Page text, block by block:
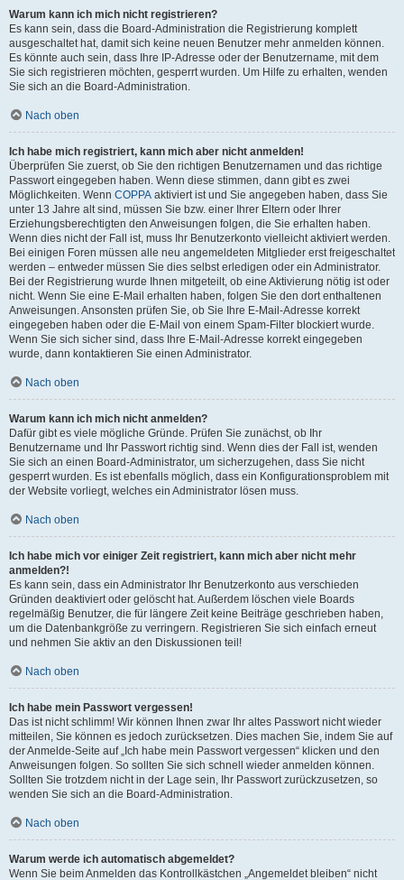
Warum kann ich mich nicht registrieren?
Es kann sein, dass die Board-Administration die Registrierung komplett
ausgeschaltet hat, damit sich keine neuen Benutzer mehr anmelden können.
Es könnte auch sein, dass Ihre IP-Adresse oder der Benutzername, mit dem
Sie sich registrieren möchten, gesperrt wurden. Um Hilfe zu erhalten, wenden
Sie sich an die Board-Administration.
Nach oben
Ich habe mich registriert, kann mich aber nicht anmelden!
Überprüfen Sie zuerst, ob Sie den richtigen Benutzernamen und das richtige
Passwort eingegeben haben. Wenn diese stimmen, dann gibt es zwei
Möglichkeiten. Wenn COPPA aktiviert ist und Sie angegeben haben, dass Sie
unter 13 Jahre alt sind, müssen Sie bzw. einer Ihrer Eltern oder Ihrer
Erziehungsberechtigten den Anweisungen folgen, die Sie erhalten haben.
Wenn dies nicht der Fall ist, muss Ihr Benutzerkonto vielleicht aktiviert werden.
Bei einigen Foren müssen alle neu angemeldeten Mitglieder erst freigeschaltet
werden – entweder müssen Sie dies selbst erledigen oder ein Administrator.
Bei der Registrierung wurde Ihnen mitgeteilt, ob eine Aktivierung nötig ist oder
nicht. Wenn Sie eine E-Mail erhalten haben, folgen Sie den dort enthaltenen
Anweisungen. Ansonsten prüfen Sie, ob Sie Ihre E-Mail-Adresse korrekt
eingegeben haben oder die E-Mail von einem Spam-Filter blockiert wurde.
Wenn Sie sich sicher sind, dass Ihre E-Mail-Adresse korrekt eingegeben
wurde, dann kontaktieren Sie einen Administrator.
Nach oben
Warum kann ich mich nicht anmelden?
Dafür gibt es viele mögliche Gründe. Prüfen Sie zunächst, ob Ihr
Benutzername und Ihr Passwort richtig sind. Wenn dies der Fall ist, wenden
Sie sich an einen Board-Administrator, um sicherzugehen, dass Sie nicht
gesperrt wurden. Es ist ebenfalls möglich, dass ein Konfigurationsproblem mit
der Website vorliegt, welches ein Administrator lösen muss.
Nach oben
Ich habe mich vor einiger Zeit registriert, kann mich aber nicht mehr
anmelden?!
Es kann sein, dass ein Administrator Ihr Benutzerkonto aus verschieden
Gründen deaktiviert oder gelöscht hat. Außerdem löschen viele Boards
regelmäßig Benutzer, die für längere Zeit keine Beiträge geschrieben haben,
um die Datenbankgröße zu verringern. Registrieren Sie sich einfach erneut
und nehmen Sie aktiv an den Diskussionen teil!
Nach oben
Ich habe mein Passwort vergessen!
Das ist nicht schlimm! Wir können Ihnen zwar Ihr altes Passwort nicht wieder
mitteilen, Sie können es jedoch zurücksetzen. Dies machen Sie, indem Sie auf
der Anmelde-Seite auf „Ich habe mein Passwort vergessen“ klicken und den
Anweisungen folgen. So sollten Sie sich schnell wieder anmelden können.
Sollten Sie trotzdem nicht in der Lage sein, Ihr Passwort zurückzusetzen, so
wenden Sie sich an die Board-Administration.
Nach oben
Warum werde ich automatisch abgemeldet?
Wenn Sie beim Anmelden das Kontrollkästchen „Angemeldet bleiben“ nicht